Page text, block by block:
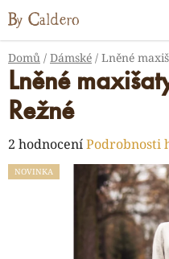
Přejít
na
obsah
Domů / Dámské / Lněné
Lněné
Režné
Průměrné
hodnocení
2 hodnoceníPodrobnosti
NOVINKA